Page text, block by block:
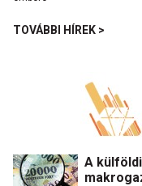
TOVÁBBI HÍREK >
A